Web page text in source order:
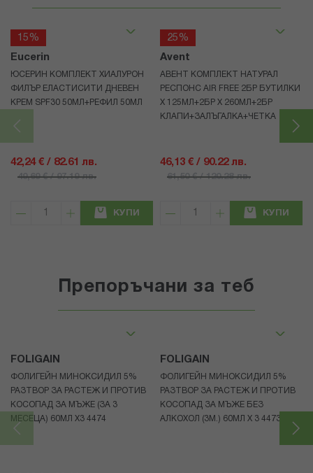
15%
Eucerin
ЮСЕРИН КОМПЛЕКТ ХИАЛУРОН
ФИЛЪР ЕЛАСТИСИТИ ДНЕВЕН
КРЕМ SPF30 50МЛ+РЕФИЛ 50МЛ
42,24 € / 82.61 лв.
49,69 € / 97.19 лв.
КУПИ
25%
Avent
АВЕНТ КОМПЛЕКТ НАТУРАЛ
РЕСПОНС AIR FREE 2БР БУТИЛКИ
Х 125МЛ+2БР Х 260МЛ+2БР
КЛАПИ+ЗАЛЪГАЛКА+ЧЕТКА
46,13 € / 90.22 лв.
61,50 € / 120.28 лв.
КУПИ
Препоръчани за теб
FOLIGAIN
ФОЛИГЕЙН МИНОКСИДИЛ 5%
РАЗТВОР ЗА РАСТЕЖ И ПРОТИВ
КОСОПАД ЗА МЪЖЕ (ЗА 3
МЕСЕЦА) 60МЛ X3 4474
FOLIGAIN
ФОЛИГЕЙН МИНОКСИДИЛ 5%
РАЗТВОР ЗА РАСТЕЖ И ПРОТИВ
КОСОПАД ЗА МЪЖЕ БЕЗ
АЛКОХОЛ (3М.) 60МЛ X 3 4473